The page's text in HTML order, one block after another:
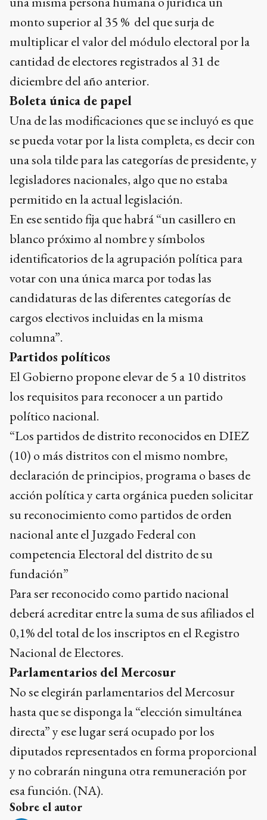
monto superior al 35 % del que surja de
multiplicar el valor del módulo electoral por la
cantidad de electores registrados al 31 de
diciembre del año anterior.
Boleta única de papel
Una de las modificaciones que se incluyó es que
se pueda votar por la lista completa, es decir con
una sola tilde para las categorías de presidente, y
legisladores nacionales, algo que no estaba
permitido en la actual legislación.
En ese sentido fija que habrá “un casillero en
blanco próximo al nombre y símbolos
identificatorios de la agrupación política para
votar con una única marca por todas las
candidaturas de las diferentes categorías de
cargos electivos incluidas en la misma
columna”.
Partidos políticos
El Gobierno propone elevar de 5 a 10 distritos
los requisitos para reconocer a un partido
político nacional.
“Los partidos de distrito reconocidos en DIEZ
(10) o más distritos con el mismo nombre,
declaración de principios, programa o bases de
acción política y carta orgánica pueden solicitar
su reconocimiento como partidos de orden
nacional ante el Juzgado Federal con
competencia Electoral del distrito de su
fundación”
Para ser reconocido como partido nacional
deberá acreditar entre la suma de sus afiliados el
0,1% del total de los inscriptos en el Registro
Nacional de Electores.
Parlamentarios del Mercosur
No se elegirán parlamentarios del Mercosur
hasta que se disponga la “elección simultánea
directa” y ese lugar será ocupado por los
diputados representados en forma proporcional
y no cobrarán ninguna otra remuneración por
esa función. (NA).
Sobre el autor